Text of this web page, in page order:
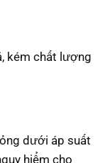
kém chất lượng
dưới áp suất
hiểm cho